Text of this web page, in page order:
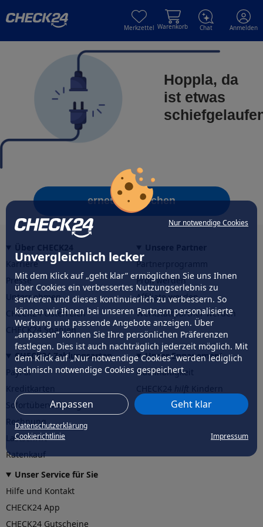
Nur notwendige Cookies
Unvergleichlich lecker
Mit dem Klick auf „geht klar” ermöglichen Sie uns Ihnen
über Cookies ein verbessertes Nutzungserlebnis zu
servieren und dieses kontinuierlich zu verbessern. So
können wir Ihnen bei unseren Partnern personalisierte
Werbung und passende Angebote anzeigen. Über
„anpassen” können Sie Ihre persönlichen Präferenzen
festlegen. Dies ist auch nachträglich jederzeit möglich. Mit
dem Klick auf „Nur notwendige Cookies” werden lediglich
technisch notwendige Cookies gespeichert.
Anpassen Geht klar
Datenschutzerklärung
Cookierichtlinie
Impressum
Merkzettel Warenkorb Chat Anmelden
Hoppla, da
ist etwas
erneut versuchen
Karriere
Presse
Unternehmen
CHECK24 Österreich
CHECK24 Spanien
Partnerprogramm
Profi werden
Affiliate werden
Werkstattpartner werden
CHECK24 Zahlungsarten
PayPal
Sofortüberweisung
Rechnung
Lastschrift
Ratenkauf
Unser Engagement
Nachhaltigkeit
CHECK24hilftder Natur
Unser Service für Sie
Hilfe und Kontakt
CHECK24 App
CHECK24 Gutscheine